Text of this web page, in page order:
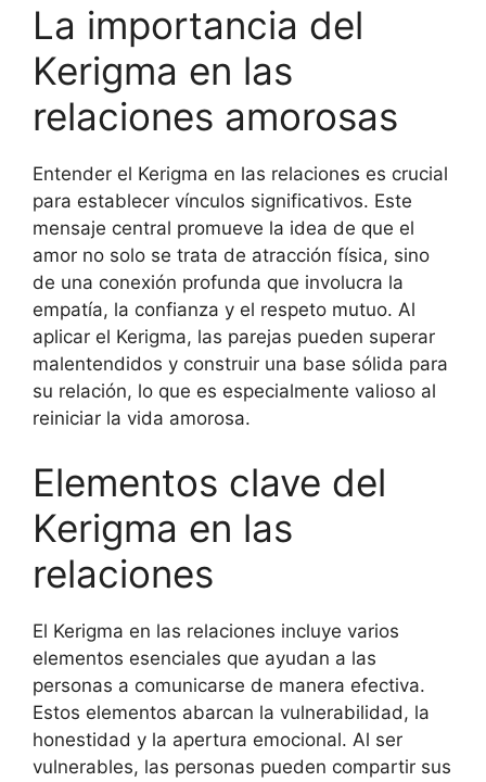
La importancia del
Kerigma en las
relaciones amorosas
Entender el Kerigma en las relaciones es crucial
para establecer vínculos significativos. Este
mensaje central promueve la idea de que el
amor no solo se trata de atracción física, sino
de una conexión profunda que involucra la
empatía, la confianza y el respeto mutuo. Al
aplicar el Kerigma, las parejas pueden superar
malentendidos y construir una base sólida para
su relación, lo que es especialmente valioso al
reiniciar la vida amorosa.
Elementos clave del
Kerigma en las
relaciones
El Kerigma en las relaciones incluye varios
elementos esenciales que ayudan a las
personas a comunicarse de manera efectiva.
Estos elementos abarcan la vulnerabilidad, la
honestidad y la apertura emocional. Al ser
vulnerables, las personas pueden compartir sus